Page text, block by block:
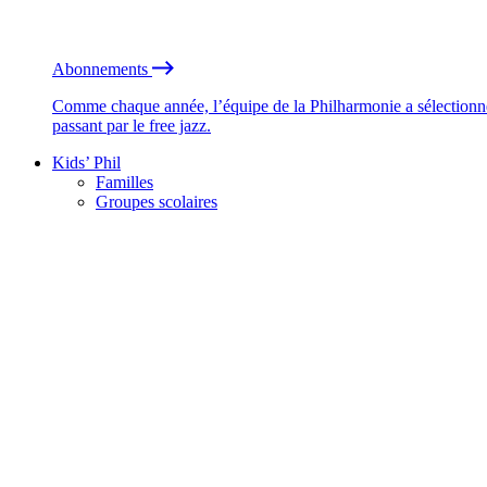
Abonnements
Comme chaque année, l’équipe de la Philharmonie a
passant par le free jazz.
Kids’ Phil
Familles
Groupes scolaires